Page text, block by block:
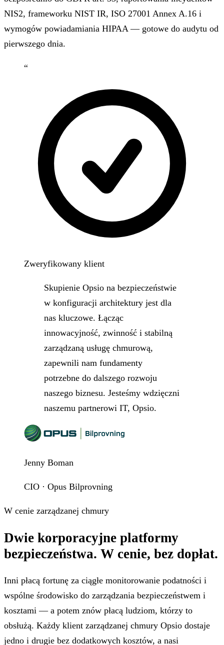
NIS2, frameworku NIST IR, ISO 27001 Annex A.16 i
wymogów powiadamiania HIPAA — gotowe do audytu od
pierwszego dnia.
“
Zweryfikowany klient
Skupienie Opsio na bezpieczeństwie
w konfiguracji architektury jest dla
nas kluczowe. Łącząc
innowacyjność, zwinność i stabilną
zarządzaną usługę chmurową,
zapewnili nam fundamenty
potrzebne do dalszego rozwoju
naszego biznesu. Jesteśmy wdzięczni
naszemu partnerowi IT, Opsio.
Jenny Boman
CIO · Opus Bilprovning
W cenie zarządzanej chmury
Dwie korporacyjne platformy
bezpieczeństwa. W cenie, bez dopłat.
Inni płacą fortunę za ciągłe monitorowanie podatności i
wspólne środowisko do zarządzania bezpieczeństwem i
kosztami — a potem znów płacą ludziom, którzy to
obsłużą. Każdy klient zarządzanej chmury Opsio dostaje
jedno i drugie bez dodatkowych kosztów, a nasi